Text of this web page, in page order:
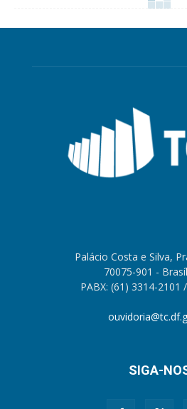
Palácio Costa e Silva,
70075-901 -
PABX: (61) 3314-2101
SIGA-